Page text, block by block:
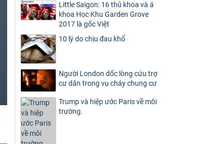
Little Saigon: 16 thủ khoa và á
khoa Học Khu Garden Grove
2017 là gốc Việt
10 lý do chịu đau khổ
Người London dốc lòng cứu trợ
cư dân trong vụ cháy chung cư
Trump và hiệp ước Paris về môi
trường.